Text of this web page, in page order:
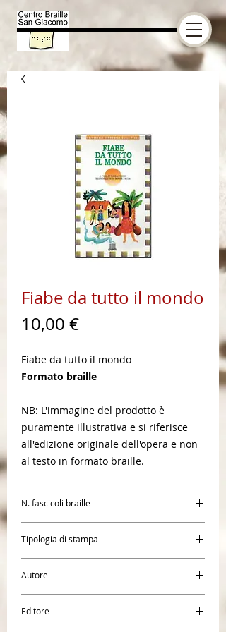
Fiabe da tutto il mondo
10,00 €Prezzo
Fiabe da tutto il mondo
Formato braille
NB: L'immagine del prodotto è
puramente illustrativa e si riferisce
all'edizione originale dell'opera e non
al testo in formato braille.
N. fascicoli braille
Tipologia di stampa
Autore
Editore